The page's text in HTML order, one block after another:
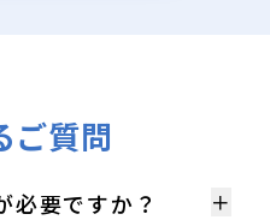
ご質問
必要ですか？ ＋